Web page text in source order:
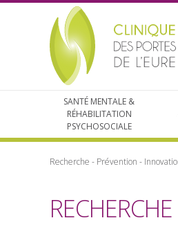
SANTÉ MENTALE &
RÉHABILITATION
PSYCHOSOCIALE
Recherche - Prévention -
RECHERCHE